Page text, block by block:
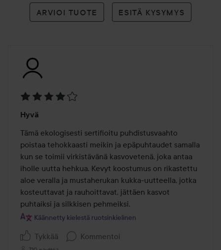
ARVIOI TUOTE ESITÄ KYSYMYS
4
/
5
Hyvä
Tämä ekologisesti sertifioitu puhdistusvaahto
poistaa tehokkaasti meikin ja epäpuhtaudet samalla
kun se toimii virkistävänä kasvovetenä, joka antaa
iholle uutta hehkua. Kevyt koostumus on rikastettu
aloe veralla ja mustaherukan kukka-uutteella, jotka
kosteuttavat ja rauhoittavat, jättäen kasvot
puhtaiksi ja silkkisen pehmeiksi.
Käännetty kielestä ruotsinkielinen
Tykkää Kommentoi